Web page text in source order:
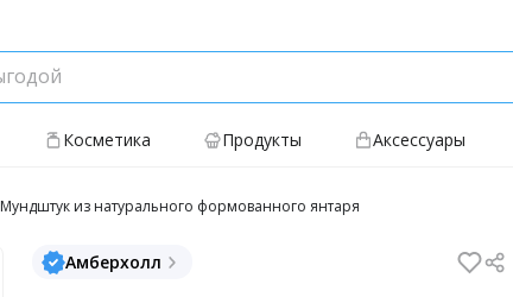
Косметика Продукты Аксессуары
Мундштук из натурального формованного янтаря
Амберхолл